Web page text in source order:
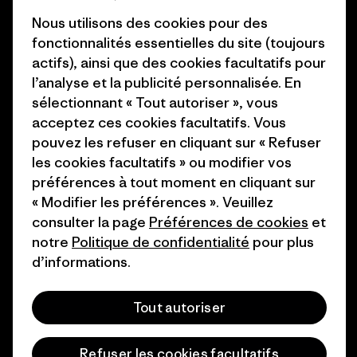
1% For The Planet
Comment nous
finançons
Nos magasins
Presse et media
Industry program
Programme d’affiliation
Patagonia Belgique Plan du
site
© 2026 Patagonia, Inc. All Rights Reserved.
français
Nous utilisons des cookies pour des
fonctionnalités essentielles du site (toujours
actifs), ainsi que des cookies facultatifs pour
l’analyse et la publicité personnalisée. En
sélectionnant « Tout autoriser », vous
acceptez ces cookies facultatifs. Vous
pouvez les refuser en cliquant sur « Refuser
les cookies facultatifs » ou modifier vos
préférences à tout moment en cliquant sur
« Modifier les préférences ». Veuillez
consulter la page Préférences de cookies et
notre Politique de confidentialité pour plus
d’informations.
Tout autoriser